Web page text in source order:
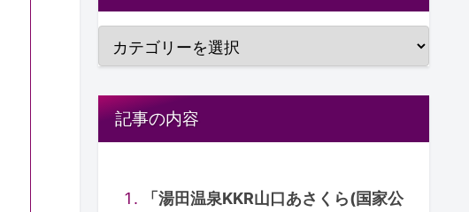
記事の内容
「湯田温泉KKR山口あさくら(国家公